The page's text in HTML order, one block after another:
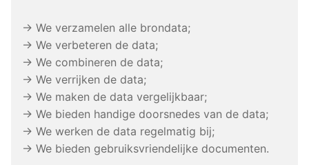
→ We verzamelen alle brondata;
→ We verbeteren de data;
→ We combineren de data;
→ We verrijken de data;
→ We maken de data vergelijkbaar;
→ We bieden handige doorsnedes van de data;
→ We werken de data regelmatig bij;
→ We bieden gebruiksvriendelijke documenten.